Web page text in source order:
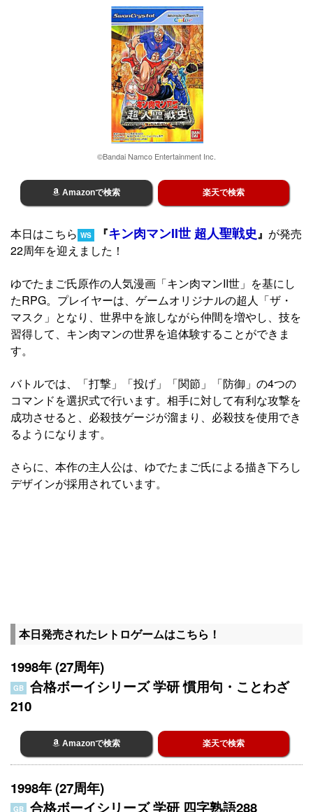
©Bandai Namco Entertainment Inc.
Amazonで検索 楽天で検索
本日はこちら WS 『キン肉マンII世 超人聖戦史』 が発売
22周年を迎えました！
ゆでたまご氏原作の人気漫画「キン肉マンII世」を基にし
たRPG。プレイヤーは、ゲームオリジナルの超人「ザ・
マスク」となり、世界中を旅しながら仲間を増やし、技を
習得して、キン肉マンの世界を追体験することができま
す。
バトルでは、「打撃」「投げ」「関節」「防御」の4つの
コマンドを選択式で行います。相手に対して有利な攻撃を
成功させると、必殺技ゲージが溜まり、必殺技を使用でき
るようになります。
さらに、本作の主人公は、ゆでたまご氏による描き下ろし
デザインが採用されています。
本日発売されたレトロゲームはこちら！
1998年 (27周年)
GB
合格ボーイシリーズ 学研 慣用句・ことわざ
210
Amazonで検索 楽天で検索
1998年 (27周年)
GB 合格ボーイシリーズ 学研 四字熟語288